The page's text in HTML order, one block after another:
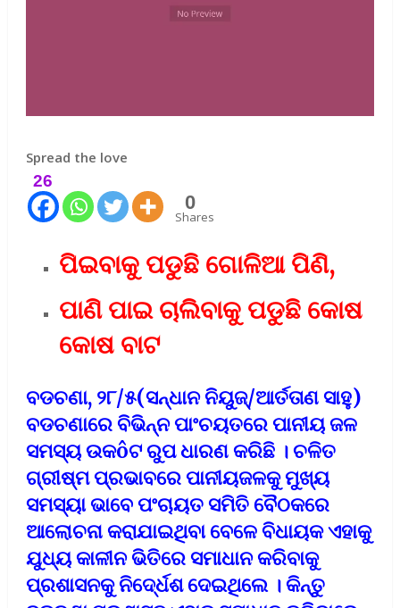
Spread the love
26
0
Shares
ପିଇବାକୁ ପଡୁଛି ଗୋଳିଆ ପିଣି,
ପାଣି ପାଇ ଚାଲିବାକୁ ପଡୁଛି କୋଷ
କୋଷ ବାଟ
ବଡଚଣା, ୨୮/୫(ସନ୍ଧାନ ନିୟୁଜ୍/ଆର୍ତତାଣ ସାହୁ)
ବଡଚଣାରେ ବିଭିନ୍ନ ପାଂଚୟତରେ ପାନୀୟ ଜଳ
ସମସ୍ୟ ଉକôଟ ରୁପ ଧାରଣ କରିଛି । ଚଳିତ
ଗ୍ରୀଷ୍ମ ପ୍ରଭାବରେ ପାନୀୟଜଳକୁ ମୁଖ୍ୟ
ସମସ୍ୟା ଭାବେ ପଂଚାୟତ ସମିତି ବୈଠକରେ
ଆଲୋଚନା କରାଯାଇଥିବା ବେଳେ ବିଧାୟକ ଏହାକୁ
ଯୁଧ୍ୟ କାଳୀନ ଭିତିରେ ସମାଧାନ କରିବାକୁ
ପ୍ରଶାସନକୁ ନିଦେ୍ର୍ଧଶ ଦେଇଥିଲେ । କିନ୍ତୁ